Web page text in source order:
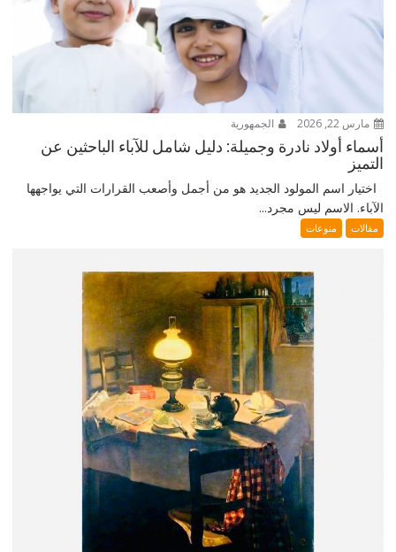
مارس 22, 2026 الجمهورية
أسماء أولاد نادرة وجميلة: دليل شامل للآباء الباحثين عن
التميز
اختيار اسم المولود الجديد هو من أجمل وأصعب القرارات التي يواجهها
الآباء. الاسم ليس مجرد...
مقالات منوعات